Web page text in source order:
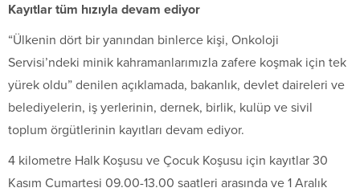
Kayıtlar tüm hızıyla devam ediyor
“Ülkenin dört bir yanından binlerce kişi, Onkoloji
Servisi’ndeki minik kahramanlarımızla zafere koşmak için tek
yürek oldu” denilen açıklamada, bakanlık, devlet daireleri ve
belediyelerin, iş yerlerinin, dernek, birlik, kulüp ve sivil
toplum örgütlerinin kayıtları devam ediyor.
4 kilometre Halk Koşusu ve Çocuk Koşusu için kayıtlar 30
Kasım Cumartesi 09.00-13.00 saatleri arasında ve 1 Aralık